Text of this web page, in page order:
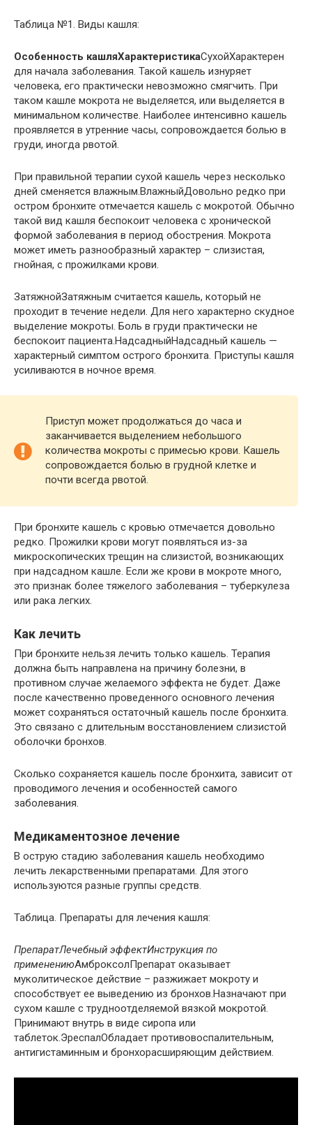
Таблица №1. Виды кашля:
Особенность кашляХарактеристикаСухойХарактерен
для начала заболевания. Такой кашель изнуряет
человека, его практически невозможно смягчить. При
таком кашле мокрота не выделяется, или выделяется в
минимальном количестве. Наиболее интенсивно кашель
проявляется в утренние часы, сопровождается болью в
груди, иногда рвотой.
При правильной терапии сухой кашель через несколько
дней сменяется влажным.ВлажныйДовольно редко при
остром бронхите отмечается кашель с мокротой. Обычно
такой вид кашля беспокоит человека с хронической
формой заболевания в период обострения. Мокрота
может иметь разнообразный характер – слизистая,
гнойная, с прожилками крови.
ЗатяжнойЗатяжным считается кашель, который не
проходит в течение недели. Для него характерно скудное
выделение мокроты. Боль в груди практически не
беспокоит пациента.НадсадныйНадсадный кашель —
характерный симптом острого бронхита. Приступы кашля
усиливаются в ночное время.
Приступ может продолжаться до часа и
заканчивается выделением небольшого
количества мокроты с примесью крови. Кашель
сопровождается болью в грудной клетке и
почти всегда рвотой.
При бронхите кашель с кровью отмечается довольно
редко. Прожилки крови могут появляться из-за
микроскопических трещин на слизистой, возникающих
при надсадном кашле. Если же крови в мокроте много,
это признак более тяжелого заболевания – туберкулеза
или рака легких.
Как лечить
При бронхите нельзя лечить только кашель. Терапия
должна быть направлена на причину болезни, в
противном случае желаемого эффекта не будет. Даже
после качественно проведенного основного лечения
может сохраняться остаточный кашель после бронхита.
Это связано с длительным восстановлением слизистой
оболочки бронхов.
Сколько сохраняется кашель после бронхита, зависит от
проводимого лечения и особенностей самого
заболевания.
Медикаментозное лечение
В острую стадию заболевания кашель необходимо
лечить лекарственными препаратами. Для этого
используются разные группы средств.
Таблица. Препараты для лечения кашля:
ПрепаратЛечебный эффектИнструкция по
применениюАмброксолПрепарат оказывает
муколитическое действие – разжижает мокроту и
способствует ее выведению из бронхов.Назначают при
сухом кашле с трудноотделяемой вязкой мокротой.
Принимают внутрь в виде сиропа или
таблеток.ЭреспалОбладает противовоспалительным,
антигистаминным и бронхорасширяющим действием.